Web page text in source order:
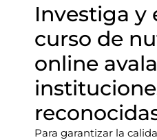
Investiga y
curso de
online
Para garantizar la